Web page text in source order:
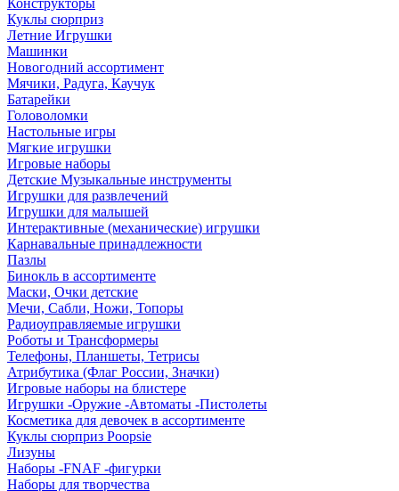
Конструкторы
Куклы сюрприз
Летние Игрушки
Машинки
Новогодний ассортимент
Мячики, Радуга, Каучук
Батарейки
Головоломки
Настольные игры
Мягкие игрушки
Игровые наборы
Детские Музыкальные инструменты
Игрушки для развлечений
Игрушки для малышей
Интерактивные (механические) игрушки
Карнавальные принадлежности
Пазлы
Бинокль в ассортименте
Маски, Очки детские
Мечи, Сабли, Ножи, Топоры
Радиоуправляемые игрушки
Роботы и Трансформеры
Телефоны, Планшеты, Тетрисы
Атрибутика (Флаг России, Значки)
Игровые наборы на блистере
Игрушки -Оружие -Автоматы -Пистолеты
Косметика для девочек в ассортименте
Куклы сюрприз Poopsie
Лизуны
Наборы -FNAF -фигурки
Наборы для творчества